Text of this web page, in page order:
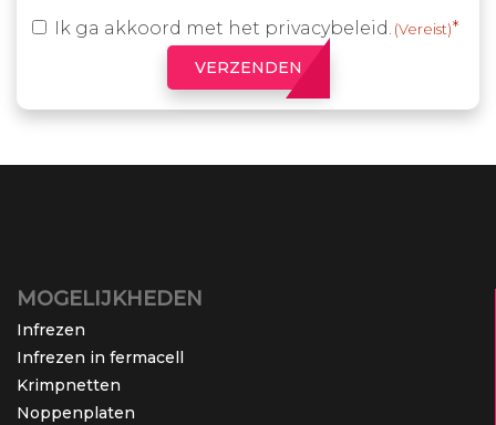
Toestemming(Vereist)
Ik ga akkoord met het privacybeleid. (Vereist)
VERZENDEN
MOGELIJKHEDEN
Infrezen
Infrezen in fermacell
Krimpnetten
Noppenplaten